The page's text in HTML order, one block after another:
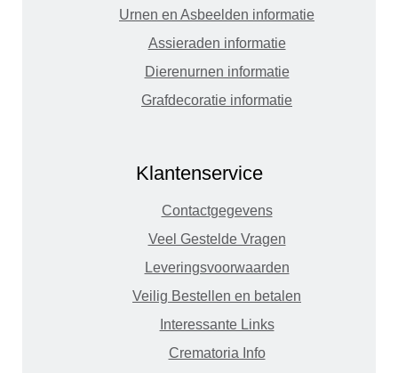
Urnen en Asbeelden informatie
Assieraden informatie
Dierenurnen informatie
Grafdecoratie informatie
Klantenservice
Contactgegevens
Veel Gestelde Vragen
Leveringsvoorwaarden
Veilig Bestellen en betalen
Interessante Links
Crematoria Info